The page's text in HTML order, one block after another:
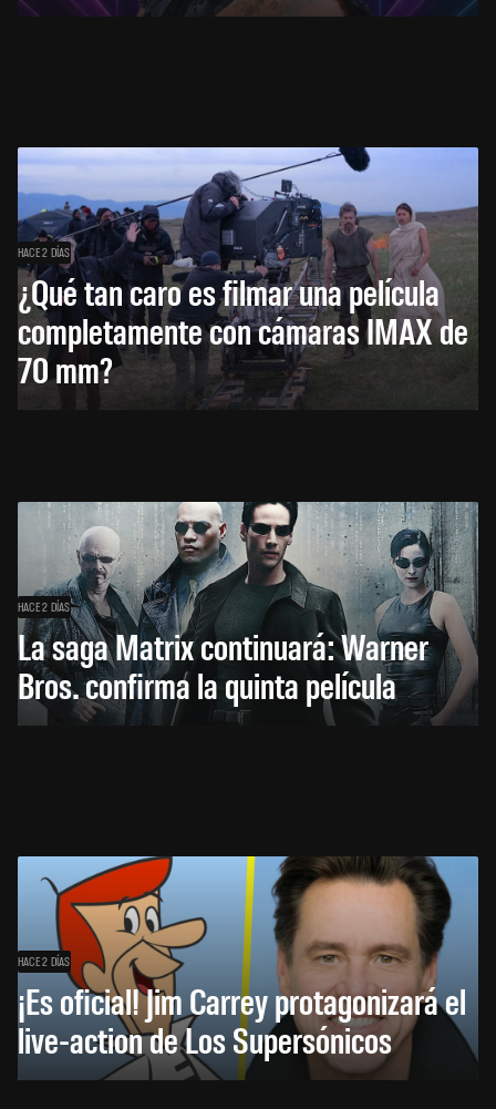
HACE 2 DÍAS
¿Qué tan caro es filmar una película
completamente con cámaras IMAX de
70 mm?
HACE 2 DÍAS
La saga Matrix continuará: Warner
Bros. confirma la quinta película
HACE 2 DÍAS
¡Es oficial! Jim Carrey protagonizará el
live-action de Los Supersónicos